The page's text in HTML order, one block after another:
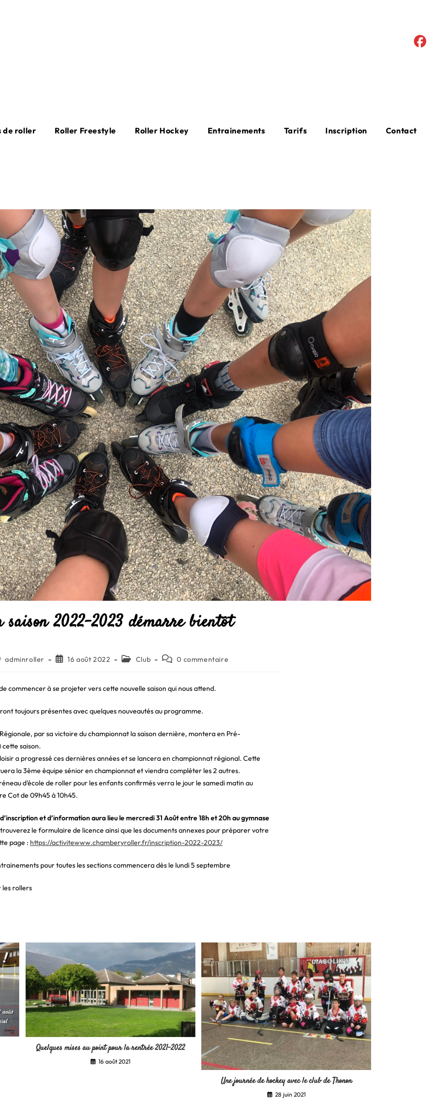
de roller Roller Freestyle Roller Hockey Entrainements Tarifs Inscription Contact
saison 2022-2023 démarre bientôt
autrice
:
adminroller
Publication
16 août 2022
Post Club
Commentaires
publication :
0 commentaire
commencer à se projeter vers cette nouvelle saison qui nous attend.
toujours présentes avec quelques nouveautés au programme.
par sa victoire du championnat la saison dernière, montera en Pré-
saison.
a progressé ces dernières années et se lancera en championnat régional. Cette
la 3ème équipe sénior en championnat et viendra compléter les 2 autres.
d’école de roller pour les enfants confirmés verra le jour le samedi matin au
Cot de 09h45 à 10h45.
et d’information aura lieu le mercredi 31 Août entre 18h et 20h au gymnase
le formulaire de licence ainsi que les documents annexes pour préparer votre
page : https://activitewww.chamberyroller.fr/inscription-2022-2023/
pour toutes les sections commencera dès le lundi 5 septembre
les rollers
Quelques mises au point pour la rentrée 2021-2022
16 août 2021
Une journée de hockey avec le club de Thonon
28 juin 2021